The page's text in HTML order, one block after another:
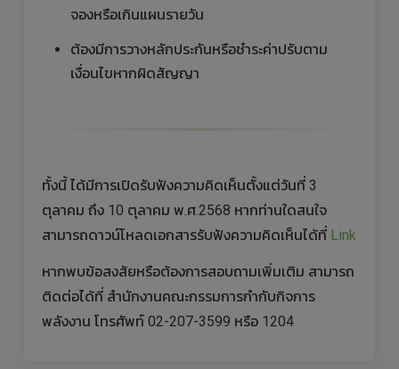
จองหรือเกินแผนรายวัน
ต้องมีการวางหลักประกันหรือชำระค่าปรับตาม
เงื่อนไขหากผิดสัญญา
ทั้งนี้ ได้มีการเปิดรับฟังความคิดเห็นตั้งแต่วันที่ 3
ตุลาคม ถึง 10 ตุลาคม พ.ศ.2568 หากท่านใดสนใจ
สามารถดาวน์โหลดเอกสารรับฟังความคิดเห็นได้ที่ Link
หากพบข้อสงสัยหรือต้องการสอบถามเพิ่มเติม สามารถ
ติดต่อได้ที่ สำนักงานคณะกรรมการกำกับกิจการ
พลังงาน โทรศัพท์ 02-207-3599 หรือ 1204